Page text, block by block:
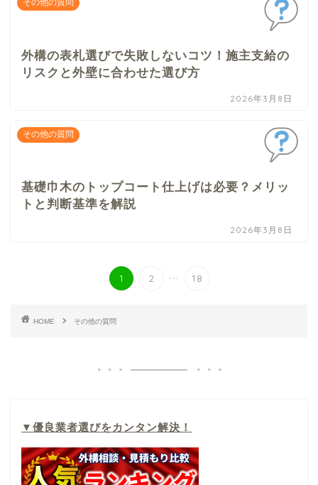
その他の質問
外構の表札選びで失敗しないコツ！施主支給の
リスクと外壁に合わせた選び方
2026年3月8日
その他の質問
基礎巾木のトップコート仕上げは必要？メリッ
トと判断基準を解説
2026年3月8日
1 2 ... 18
HOME その他の質問
▼ 優良業者選びをカンタン解決！